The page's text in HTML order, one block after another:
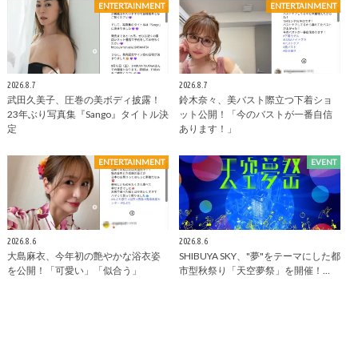
ENTERTAINMENT
2026.8.7
武田久美子、圧巻の美ボディ披露！
23年ぶり写真集『Sango』タイトル決
定
ENTERTAINMENT
2026.8.7
鈴木奈々、美バスト際立つ下着ショ
ット公開！「今のバストが一番自信
あります！」
ENTERTAINMENT
2026.8.6
大島麻衣、今年初の艶やかな浴衣姿
を公開！「可愛い」「似合う」
EVENT
2026.8.6
SHIBUYA SKY、"夢"をテーマにした都
市型秋祭り「天空夢祭」を開催！…